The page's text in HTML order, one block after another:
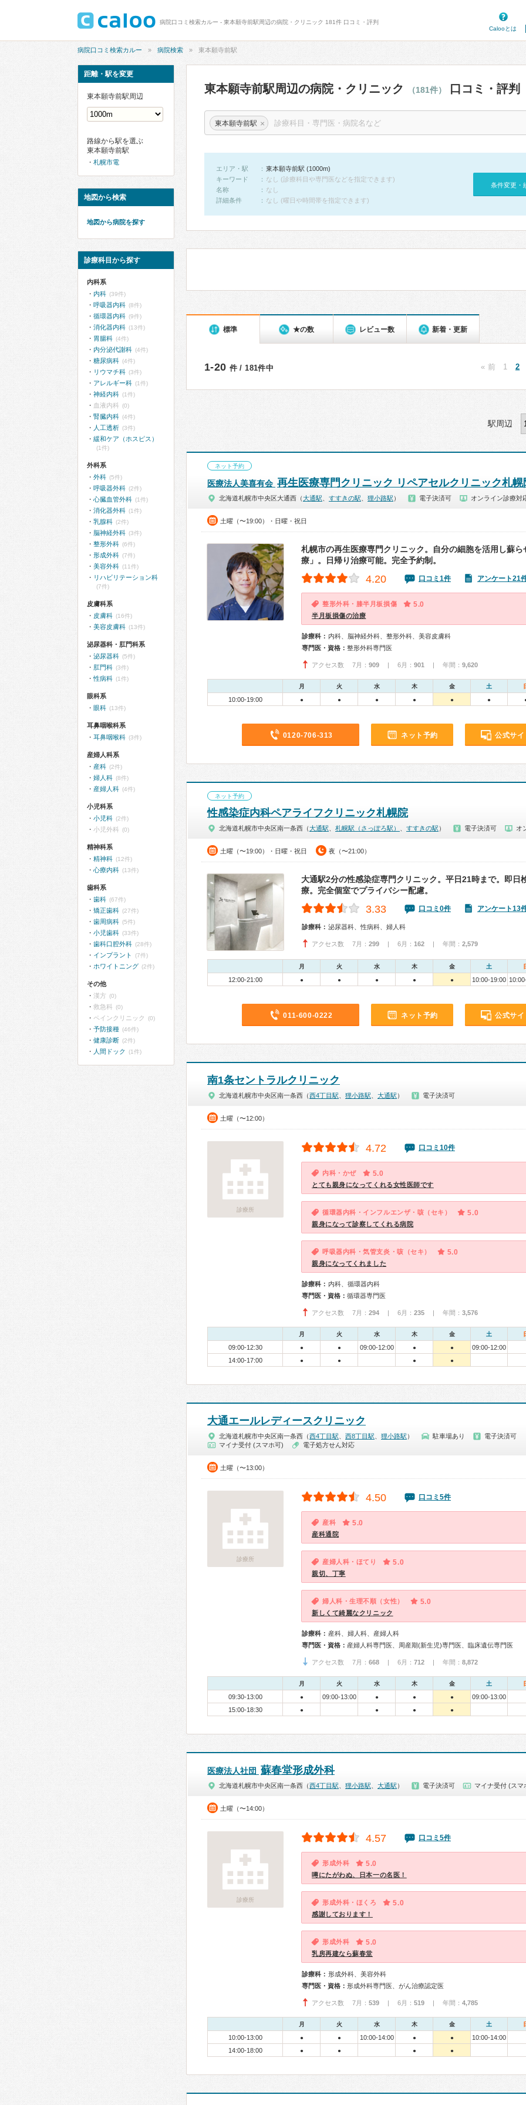
病院口コミ検索カルー - 東本願寺前駅周辺の病院・クリニック 181件 口コミ・評判
Calooとは
病院口コミ検索カルー 病院検索 東本願寺前駅
東本願寺前駅周辺の病院・クリニック （181件） 口コミ・評判
東本願寺前駅 ×
エリア・駅
東本願寺前駅 (1000m)
キーワード
なし (診療科目や専門医などを指定できます)
名称
なし
詳細条件
なし (曜日や時間帯を指定できます)
条件変更・
標準 ★の数 レビュー数 新着・更新
1-20 件 / 181件中 « 前 1 2
駅周辺
ネット予約
医療法人美喜有会 再生医療専門クリニック リペアセルクリニック札幌
北海道札幌市中央区大通西（大通駅 すすきの駅 狸小路駅 ） 電子決済可 オンライン診療対
土曜（〜19:00）・日曜・祝日
札幌市の再生医療専門クリニック。自分の細胞を活用し蘇ら
療」。日帰り治療可能。完全予約制。
4.20 口コミ1件 アンケート21
整形外科・膝半月板損傷 5.0
半月板損傷の治療
診療科： 内科、脳神経外科、整形外科、美容皮膚科
専門医・資格： 整形外科専門医
アクセス数 7月： 909 | 6月： 901 | 年間： 9,620
月 火 水 木 金 土
10:00-19:00 ● ● ● ● ● ●
0120-706-313 ネット予約 公式サイ
ネット予約
性感染症内科ペアライフクリニック札幌院
北海道札幌市中央区南一条西（大通駅 札幌駅（さっぽろ駅） すすきの駅 ） 電子決済可 オ
土曜（〜19:00）・日曜・祝日 夜（〜21:00）
大通駅2分の性感染症専門クリニック。平日21時まで。即日
療。完全個室でプライバシー配慮。
3.33 口コミ0件 アンケート13
診療科： 泌尿器科、性病科、婦人科
アクセス数 7月： 299 | 6月： 162 | 年間： 2,579
月 火 水 木 金 土
12:00-21:00 ● ● ● ● ● 10:00-19:00
011-600-0222 ネット予約 公式サイ
南1条セントラルクリニック
北海道札幌市中央区南一条西（西4丁目駅 狸小路駅 大通駅 ） 電子決済可
土曜（〜12:00）
診療所
4.72 口コミ10件
内科・かぜ 5.0
とても親身になってくれる女性医師です
循環器内科・インフルエンザ・咳（セキ） 5.0
親身になって診察してくれる病院
呼吸器内科・気管支炎・咳（セキ） 5.0
親身になってくれました
診療科： 内科、循環器内科
専門医・資格： 循環器専門医
アクセス数 7月： 294 | 6月： 235 | 年間： 3,576
月 火 水 木 金 土
09:00-12:30 ● ● 09:00-12:00 ● ●
09:00-12:00
14:00-17:00
● ● ● ●
大通エールレディースクリニック
北海道札幌市中央区南一条西（西4丁目駅 西8丁目駅 狸小路駅 ） 駐車場あり
電子決済可
マイナ受付 (スマホ可)
電子処方せん対応
土曜（〜13:00）
診療所
4.50 口コミ5件
産科 5.0
産科通院
産婦人科・ほてり 5.0
親切、丁寧
婦人科・生理不順（女性） 5.0
新しくて綺麗なクリニック
診療科： 産科、婦人科、産婦人科
専門医・資格： 産婦人科専門医、周産期(新生児)専門医、臨床遺伝専門医
アクセス数 7月： 668 | 6月： 712 | 年間： 8,872
月 火 水 木 金 土
09:30-13:00 ● 09:00-13:00 ● ● ●
09:00-13:00
15:00-18:30
● ● ● ●
医療法人社団 蘇春堂形成外科
北海道札幌市中央区南一条西（西4丁目駅 狸小路駅 大通駅 ） 電子決済可 マイナ受付 (スマ
土曜（〜14:00）
診療所
4.57 口コミ5件
形成外科 5.0
噂にたがわぬ、日本一の名医！
形成外科・ほくろ 5.0
感謝しております！
形成外科 5.0
乳房再建なら蘇春堂
診療科： 形成外科、美容外科
専門医・資格： 形成外科専門医、がん治療認定医
アクセス数 7月： 539 | 6月： 519 | 年間： 4,785
月 火 水 木 金 土
10:00-13:00 ● ● 10:00-14:00 ● ●
10:00-14:00
14:00-18:00
● ● ● ●
距離・駅を変更
東本願寺前駅周辺
路線から駅を選ぶ
東本願寺前駅
札幌市電
地図から検索
地図から病院を探す
診療科目から探す
内科系
内科 (39件)
呼吸器内科 (8件)
循環器内科 (9件)
消化器内科 (13件)
胃腸科 (4件)
内分泌代謝科 (4件)
糖尿病科 (4件)
リウマチ科 (3件)
アレルギー科 (1件)
神経内科 (1件)
血液内科 (0)
腎臓内科 (4件)
人工透析 (3件)
緩和ケア（ホスピス）
(1件)
外科系
外科 (5件)
呼吸器外科 (2件)
心臓血管外科 (1件)
消化器外科 (1件)
乳腺科 (2件)
脳神経外科 (3件)
整形外科 (6件)
形成外科 (7件)
美容外科 (11件)
リハビリテーション科
(7件)
皮膚科系
皮膚科 (16件)
美容皮膚科 (13件)
泌尿器科・肛門科系
泌尿器科 (5件)
肛門科 (3件)
性病科 (1件)
眼科系
眼科 (13件)
耳鼻咽喉科系
耳鼻咽喉科 (3件)
産婦人科系
産科 (2件)
婦人科 (8件)
産婦人科 (4件)
小児科系
小児科 (2件)
小児外科 (0)
精神科系
精神科 (12件)
心療内科 (13件)
歯科系
歯科 (67件)
矯正歯科 (27件)
歯周病科 (5件)
小児歯科 (33件)
歯科口腔外科 (28件)
インプラント (7件)
ホワイトニング (2件)
その他
漢方 (0)
救急科 (0)
ペインクリニック (0)
予防接種 (46件)
健康診断 (2件)
人間ドック (1件)